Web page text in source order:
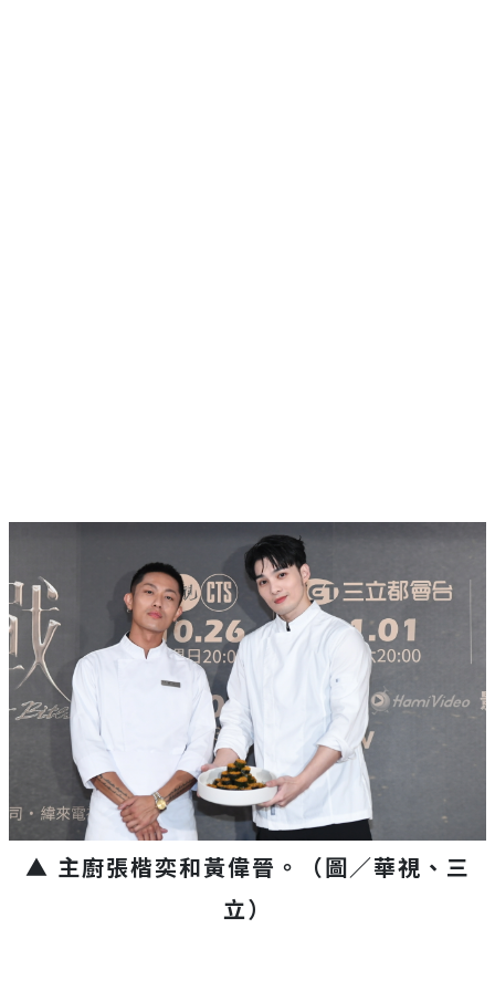
▲ 主廚張楷奕和黃偉晉 。（圖／華視、三
立）